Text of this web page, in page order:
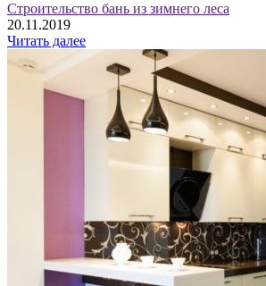
Строительство бань из зимнего леса
20.11.2019
Читать далее